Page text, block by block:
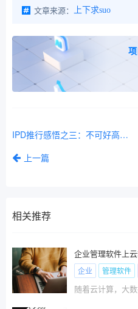
文章来源：
上下求suo
IPD推行感悟之三：不可好高骛远
上一篇
相关推荐
企业管理软件上
企业 管理软件